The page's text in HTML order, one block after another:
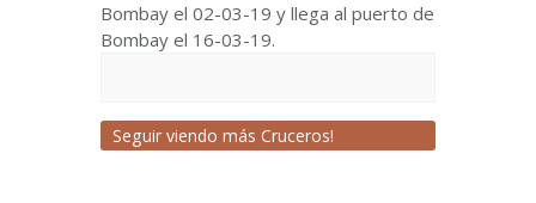
Bombay el 02-03-19 y llega al puerto de
Bombay el 16-03-19.
Seguir viendo más Cruceros!